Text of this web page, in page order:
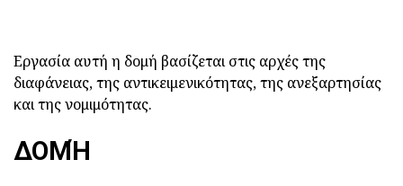
Εργασία αυτή η δομή βασίζεται στις αρχές της
διαφάνειας, της αντικειμενικότητας, της ανεξαρτησίας
και της νομιμότητας.
ΔΟΜΉ